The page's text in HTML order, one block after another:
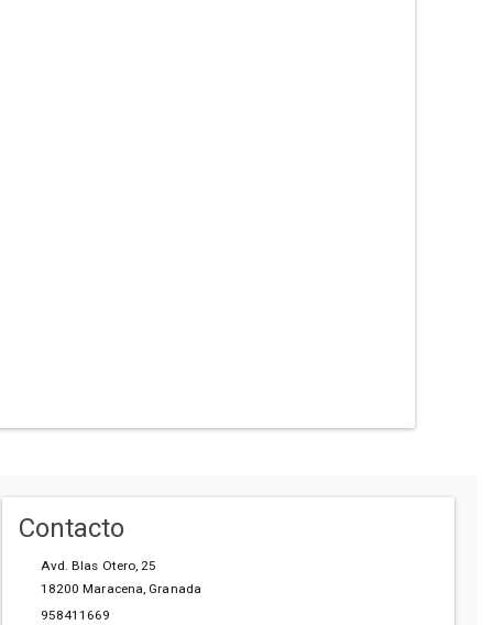
Contacto
Avd. Blas Otero, 25
18200 Maracena, Granada
958411669